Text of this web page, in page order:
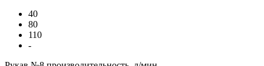
40
80
110
-